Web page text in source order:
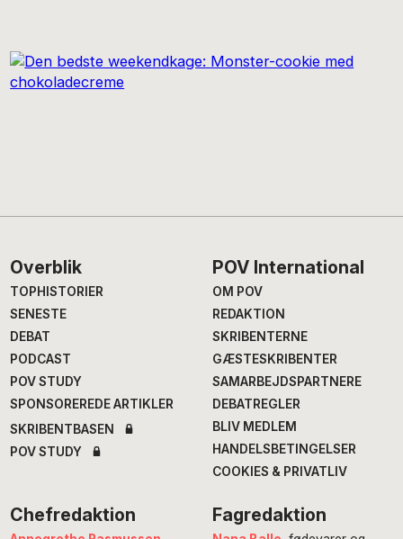
Footer
Overblik
TOPHISTORIER
SENESTE
DEBAT
PODCAST
POV STUDY
SPONSOREREDE ARTIKLER
SKRIBENTBASEN
POV STUDY
POV International
OM POV
REDAKTION
SKRIBENTERNE
GÆSTESKRIBENTER
SAMARBEJDSPARTNERE
DEBATREGLER
BLIV MEDLEM
HANDELSBETINGELSER
COOKIES & PRIVATLIV
Chefredaktion Fagredaktion